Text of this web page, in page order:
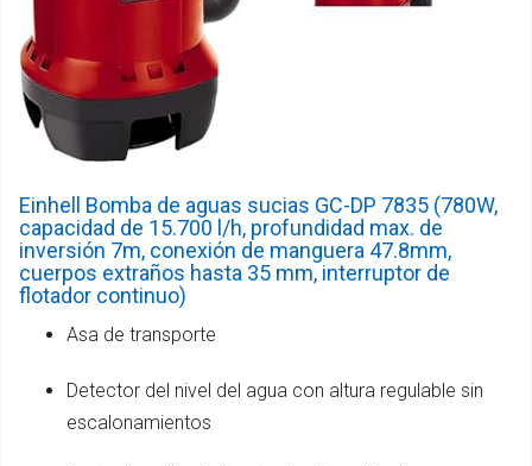
Einhell Bomba de aguas sucias GC-DP 7835 (780W,
capacidad de 15.700 l/h, profundidad max. de
inversión 7m, conexión de manguera 47.8mm,
cuerpos extraños hasta 35 mm, interruptor de
flotador continuo)
Asa de transporte
Detector del nivel del agua con altura regulable sin
escalonamientos